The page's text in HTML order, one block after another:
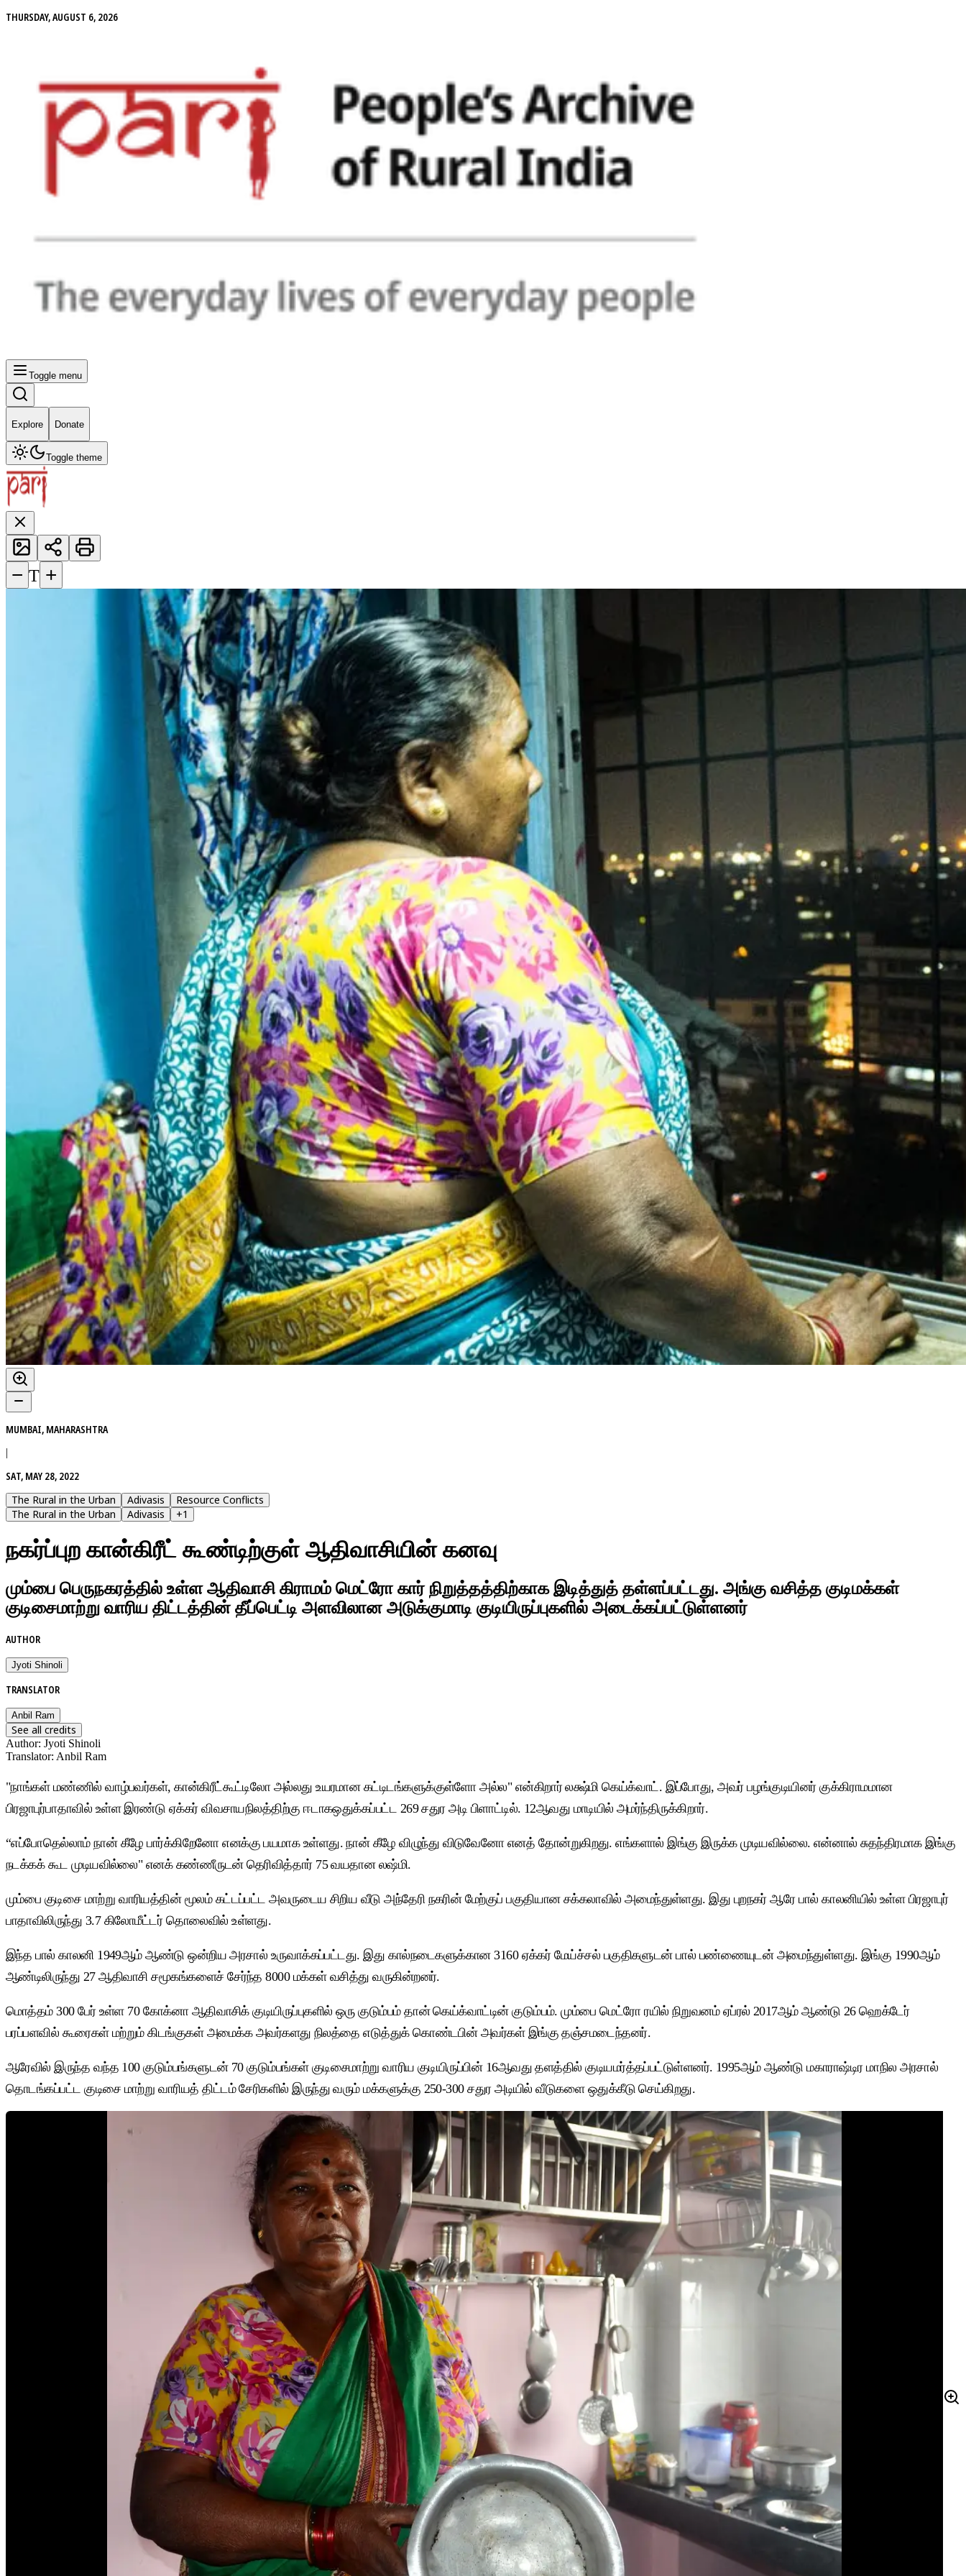
THURSDAY, AUGUST 6, 2026
Toggle menu
Explore Donate
Toggle theme
− T +
MUMBAI, MAHARASHTRA
|
SAT, MAY 28, 2022
The Rural in the Urban
Adivasis
Resource Conflicts
The Rural in the Urban
Adivasis +1
நகர்ப்புற கான்கிரீட் கூண்டிற்குள் ஆதிவாசியின் கனவு
மும்பை பெருநகரத்தில் உள்ள ஆதிவாசி கிராமம் மெட்ரோ கார் நிறுத்தத்திற்காக இடித்துத் தள்ளப்பட்டது. அங்கு வசித்த குடிமக்கள்
குடிசைமாற்று வாரிய திட்டத்தின் தீப்பெட்டி அளவிலான அடுக்குமாடி குடியிருப்புகளில் அடைக்கப்பட்டுள்ளனர்
AUTHOR
Jyoti Shinoli
TRANSLATOR
Anbil Ram
See all credits
Author: Jyoti Shinoli
Translator: Anbil Ram
"நாங்கள் மண்ணில் வாழ்பவர்கள், கான்கிரீட்கூட்டிலோ அல்லது உயரமான கட்டிடங்களுக்குள்ளோ அல்ல" என்கிறார் லக்ஷ்மி கெய்க்வாட். இப்போது, அவர் பழங்குடியினர் குக்கிராமமான
பிரஜாபுர்பாதாவில் உள்ள இரண்டு ஏக்கர் விவசாயநிலத்திற்கு ஈடாகஒதுக்கப்பட்ட 269 சதுர அடி பிளாட்டில். 12ஆவது மாடியில் அமர்ந்திருக்கிறார்.
“எப்போதெல்லாம் நான் கீழே பார்க்கிறேனோ எனக்கு பயமாக உள்ளது. நான் கீழே விழுந்து விடுவேனோ எனத் தோன்றுகிறது. எங்களால் இங்கு இருக்க முடியவில்லை. என்னால் சுதந்திரமாக இங்கு
நடக்கக் கூட முடியவில்லை" எனக் கண்ணீருடன் தெரிவித்தார் 75 வயதான லஷ்மி.
மும்பை குடிசை மாற்று வாரியத்தின் மூலம் கட்டப்பட்ட அவருடைய சிறிய வீடு அந்தேரி நகரின் மேற்குப் பகுதியான சக்கலாவில் அமைந்துள்ளது. இது புறநகர் ஆரே பால் காலனியில் உள்ள பிரஜாபுர்
பாதாவிலிருந்து 3.7 கிலோமீட்டர் தொலைவில் உள்ளது.
இந்த பால் காலனி 1949ஆம் ஆண்டு ஒன்றிய அரசால் உருவாக்கப்பட்டது. இது கால்நடைகளுக்கான 3160 ஏக்கர் மேய்ச்சல் பகுதிகளுடன் பால் பண்ணையுடன் அமைந்துள்ளது. இங்கு 1990ஆம்
ஆண்டிலிருந்து 27 ஆதிவாசி சமூகங்களைச் சேர்ந்த 8000 மக்கள் வசித்து வருகின்றனர்.
மொத்தம் 300 பேர் உள்ள 70 கோக்னா ஆதிவாசிக் குடியிருப்புகளில் ஒரு குடும்பம் தான் கெய்க்வாட்டின் குடும்பம். மும்பை மெட்ரோ ரயில் நிறுவனம் ஏப்ரல் 2017ஆம் ஆண்டு 26 ஹெக்டேர்
பரப்பளவில் கூரைகள் மற்றும் கிடங்குகள் அமைக்க அவர்களது நிலத்தை எடுத்துக் கொண்டபின் அவர்கள் இங்கு தஞ்சமடைந்தனர்.
ஆரேவில் இருந்த வந்த 100 குடும்பங்களுடன் 70 குடும்பங்கள் குடிசைமாற்று வாரிய குடியிருப்பின் 16ஆவது தளத்தில் குடியமர்த்தப்பட்டுள்ளனர். 1995ஆம் ஆண்டு மகாராஷ்டிர மாநில அரசால்
தொடங்கப்பட்ட குடிசை மாற்று வாரியத் திட்டம் சேரிகளில் இருந்து வரும் மக்களுக்கு 250-300 சதுர அடியில் வீடுகளை ஒதுக்கீடு செய்கிறது.